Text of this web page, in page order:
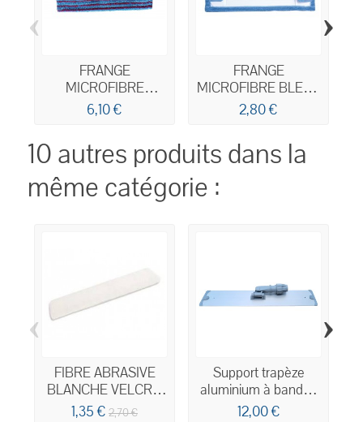
FRANGE
MICROFIBRE
GRATTANTE BLEUE
A LANGUETTES &
6,10 €
FRANGE
MICROFIBRE BLEUE
A POCHES ET
LANGUETTES 40CM
2,80 €
‹ ›
10 autres produits dans la
même catégorie :
FIBRE ABRASIVE
BLANCHE VELCRO
60CM
1,35 € 2,70 €
Support trapèze
aluminium à bandes
velcro 40cm
12,00 €
‹ ›